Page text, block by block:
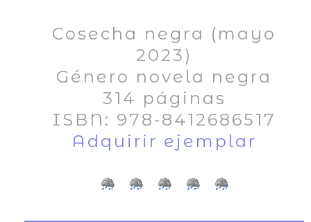
Cosecha negra (mayo
2023)
Género novela negra
314 páginas
ISBN: 978-8412686517
Adquirir ejemplar